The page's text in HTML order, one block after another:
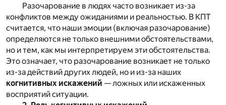
Разочарование в людях часто возникает из-за
конфликтов между ожиданиями и реальностью. В КПТ
считается, что наши эмоции (включая разочарование)
определяются не только внешними обстоятельствами,
но и тем, как мы интерпретируем эти обстоятельства.
Это означает, что разочарование возникает не только
из-за действий других людей, но и из-за наших
когнитивных искажений — ложных или искаженных
восприятий ситуации.